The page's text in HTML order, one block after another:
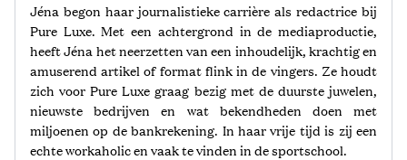
Jéna begon haar journalistieke carrière als redactrice bij
Pure Luxe. Met een achtergrond in de mediaproductie,
heeft Jéna het neerzetten van een inhoudelijk, krachtig en
amuserend artikel of format flink in de vingers. Ze houdt
zich voor Pure Luxe graag bezig met de duurste juwelen,
nieuwste bedrijven en wat bekendheden doen met
miljoenen op de bankrekening. In haar vrije tijd is zij een
echte workaholic en vaak te vinden in de sportschool.